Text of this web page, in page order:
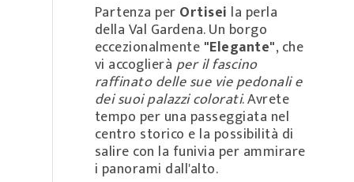
Partenza per Ortisei la perla
della Val Gardena. Un borgo
eccezionalmente "Elegante", che
vi accoglierà per il fascino
raffinato delle sue vie pedonali e
dei suoi palazzi colorati. Avrete
tempo per una passeggiata nel
centro storico e la possibilità di
salire con la funivia per ammirare
i panorami dall'alto.